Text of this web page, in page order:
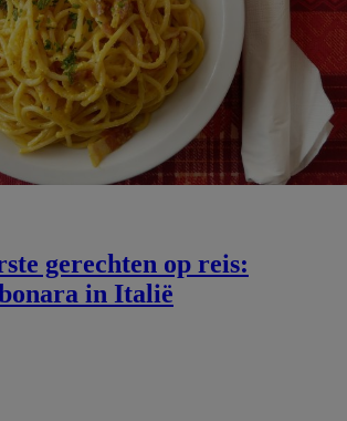
gerechten op reis:
in Italië